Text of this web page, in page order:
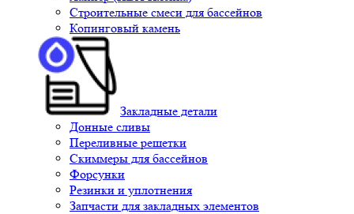
Строительные смеси для бассейнов
Копинговый камень
Закладные детали
Донные сливы
Переливные решетки
Скиммеры для бассейнов
Форсунки
Резинки и уплотнения
Запчасти для закладных элементов